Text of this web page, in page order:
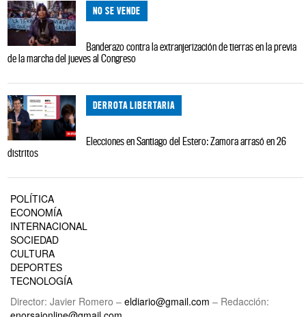
NO SE VENDE
Banderazo contra la extranjerización de tierras en la previa
de la marcha del jueves al Congreso
DERROTA LIBERTARIA
Elecciones en Santiago del Estero: Zamora arrasó en 26
distritos
POLÍTICA
ECONOMÍA
INTERNACIONAL
SOCIEDAD
CULTURA
DEPORTES
TECNOLOGÍA
Director: Javier Romero – eldiario@gmail.com – Redacción: